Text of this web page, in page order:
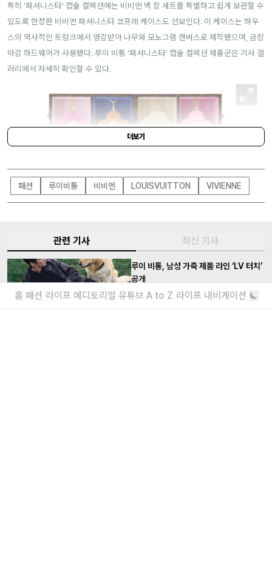
특히 ‘패셔니스타’ 캡슐 컬렉션에는 비비엔 백 참 세트를 특별하고 쉽게 보관할 수
있도록 한정판 비비엔 패셔니스타 코프레 케이스도 선보인다. 이 케이스는 하우
스의 역사적인 트렁크에서 영감받아 나무와 모노그램 캔버스로 제작됐으며, 금장
마감 하드웨어가 사용됐다. 루이 비통 ‘패셔니스타’ 캡슐 컬렉션 제품군은 기사 갤
러리에서 자세히 확인할 수 있다.
LOUIS VUITTON
더보기
패션 루이비통 비비엔 LOUISVUITTON VIVIENNE
관련 기사 최신 기사
루이 비통, 남성 가죽 제품 라인 ‘LV 터치’
공개
퍼렐의 워크웨어 감성을 현대적으로 재해석하다
홈 패션 라이프 에디토리얼 유튜브 A to Z 라이프 내비게이션